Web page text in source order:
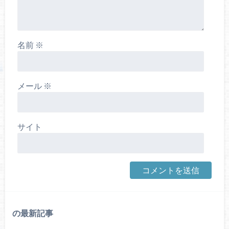
名前 ※
メール ※
サイト
の最新記事